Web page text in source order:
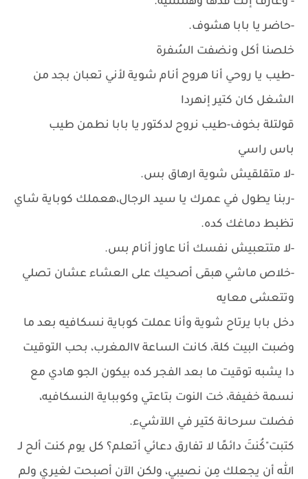
-حاضر يا بابا هشوف.
خلصنا أكل ونضفت السُفرة
-طيب يا روحي أنا هروح أنام شوية لأني تعبان بجد من
الشغل كان كتير إنهردا
قولتلة بخوف-طيب نروح لدكتور يا بابا نطمن طيب
باس راسي
-لا متقلقيش شوية ارهاق بس.
-ربنا يطول في عمرك يا سيد الرجال،هعملك كوباية شاي
تظبط دماغك كده.
-لا متتعبيش نفسك أنا عاوز أنام بس.
-خلاص ماشي هبقى أصحيك على العشاء عشان تصلي
وتتعشى معايه
دخل بابا يرتاح شوية وأنا عملت كوباية نسكافيه بعد ما
وضبت البيت كلة، كانت الساعة ٧المغرب، بحب التوقيت
دا يشبه توقيت ما بعد الفجر كده بيكون الجو هادي مع
نسمة خفيفة، خت النوت بتاعتي وكوبباية النسكافيه،
فضلت سرحانة كتير في اللآشيء.
كتبت"كُنتَ دائمًا لا تفارق دعائي أتعلم؟ كل يوم كنت ألح لـ
الله أن يجعلك مِن نصيبي، ولكن الآن أصبحت لغيري ولم